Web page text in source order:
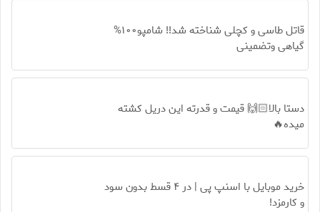
قاتل طاسی و کچلی شناخته شد!! شامپو۱۰۰%
گیاهی وتضمینی
دستا بالا🙌🏻 قیمت و قدرته این دریل کشته
میده🔥
خرید موبایل با اسنپ پی | در ۴ قسط بدون سود
و کارمزد!